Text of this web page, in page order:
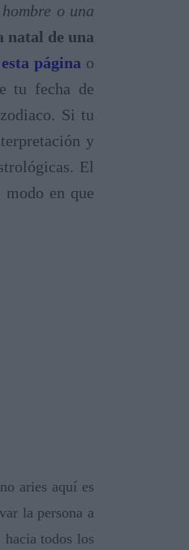
o una
natal de una
esta página o
tu fecha de
Si tu
y
El
modo en que
aries aquí es
la persona a
todos los